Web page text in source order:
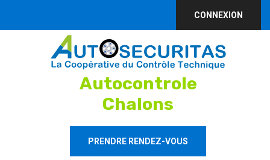
CONNEXION
Autocontrole
Chalons
PRENDRE RENDEZ-VOUS